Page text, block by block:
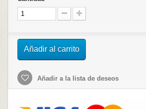
Añadir al carrito
Añadir a la lista de deseos